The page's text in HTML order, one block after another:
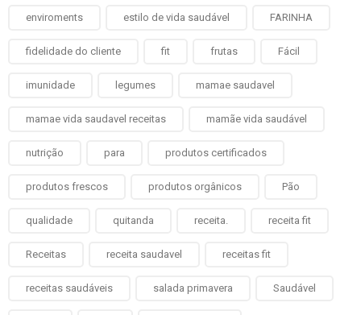
enviroments estilo de vida saudável FARINHA
fidelidade do cliente fit frutas Fácil
imunidade legumes mamae saudavel
mamae vida saudavel receitas mamãe vida saudável
nutrição para produtos certificados
produtos frescos produtos orgânicos Pão
qualidade quitanda receita. receita fit
Receitas receita saudavel receitas fit
receitas saudáveis salada primavera Saudável